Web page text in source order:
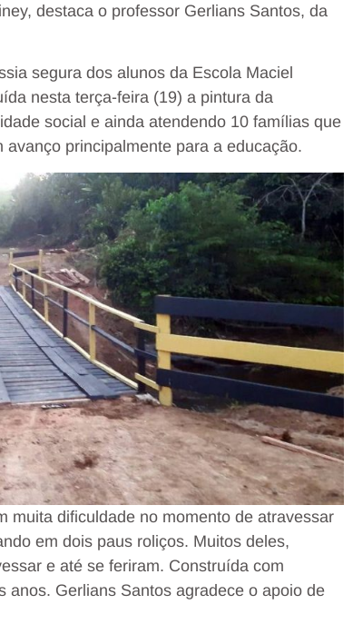
destaca o professor Gerlians Santos, da
segura dos alunos da Escola Maciel
nesta terça-feira (19) a pintura da
social e ainda atendendo 10 famílias que
principalmente para a educação.
muita dificuldade no momento de atravessar
em dois paus roliços. Muitos deles,
e até se feriram. Construída com
anos. Gerlians Santos agradece o apoio de